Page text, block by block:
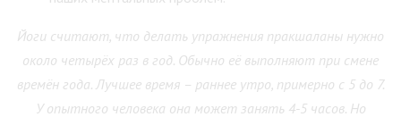
Йоги считают, что делать упражнения пракшаланы нужно
около четырёх раз в год. Обычно её выполняют при смене
времён года. Лучшее время – раннее утро, примерно с 5 до 7.
У опытного человека она может занять 4-5 часов. Но